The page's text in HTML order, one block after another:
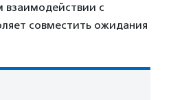
с
совместить ожидания